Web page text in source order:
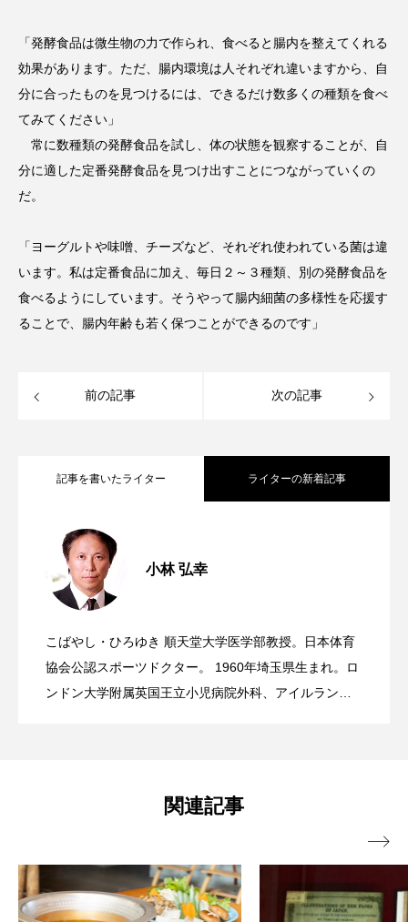
「発酵食品は微生物の力で作られ、食べると腸内を整えてくれる
効果があります。ただ、腸内環境は人それぞれ違いますから、自
分に合ったものを見つけるには、できるだけ数多くの種類を食べ
てみてください」
常に数種類の発酵食品を試し、体の状態を観察することが、自
分に適した定番発酵食品を見つけ出すことにつながっていくの
だ。
「ヨーグルトや味噌、チーズなど、それぞれ使われている菌は違
います。私は定番食品に加え、毎日２～３種類、別の発酵食品を
食べるようにしています。そうやって腸内細菌の多様性を応援す
ることで、腸内年齢も若く保つことができるのです」
前の記事 次の記事
記事を書いたライター ライターの新着記事
小林 弘幸
こばやし・ひろゆき 順天堂大学医学部教授。日本体育
協会公認スポーツドクター。 1960年埼玉県生まれ。ロ
ンドン大学附属英国王立小児病院外科、アイルランド
人との共著『〈自律神経〉×〈腸〉で10歳若返る！ 小
林式「最強の習慣」35』（河出書房新社）など。
2021.12.21
結する〜｜Part.3_「腸を整える」ための
2021.12.15
「新」生活改善術｜Part.2_「自律神経を
2021.12.05 名医が薦める、病まない・老けない
いて正しく知る
関連記事
